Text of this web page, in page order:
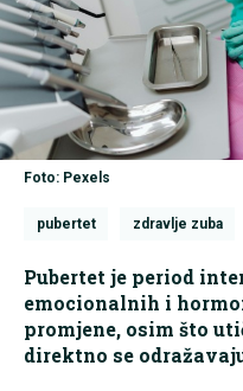
Foto: Pexels
pubertet zdravlje zuba
Pubertet je period
emocionalnih i
promjene, osim što
direktno se